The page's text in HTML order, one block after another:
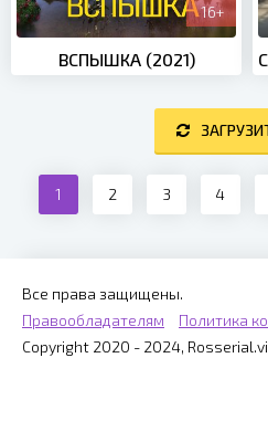
16+
ВСПЫШКА (2021)
1 2 3 4
Все права защищены.
Правообладателям
Политика
Copyright 2020 - 2024,